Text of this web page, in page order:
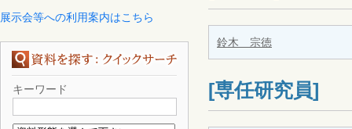
展示会等への利用案内はこちら
キーワード
鈴木 宗徳
[専任研究員]